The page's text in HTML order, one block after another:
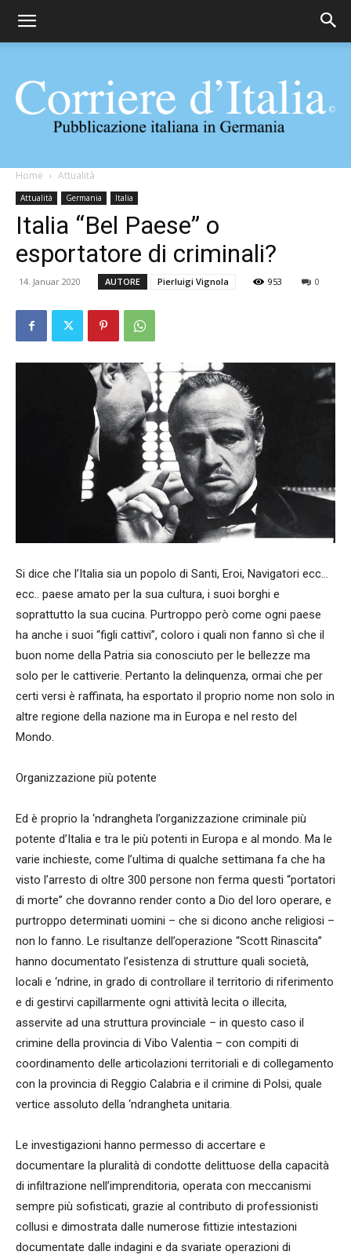
Corriere
d'Italia
Home Attualità
Attualità Germania Italia
Italia “Bel Paese” o
esportatore di criminali?
14. Januar 2020 AUTORE Pierluigi Vignola 953 0
Si dice che l’Italia sia un popolo di Santi, Eroi, Navigatori ecc…
ecc.. paese amato per la sua cultura, i suoi borghi e
soprattutto la sua cucina. Purtroppo però come ogni paese
ha anche i suoi “figli cattivi”, coloro i quali non fanno sì che il
buon nome della Patria sia conosciuto per le bellezze ma
solo per le cattiverie. Pertanto la delinquenza, ormai che per
certi versi è raffinata, ha esportato il proprio nome non solo in
altre regione della nazione ma in Europa e nel resto del
Mondo.
Organizzazione più potente
Ed è proprio la ‘ndrangheta l’organizzazione criminale più
potente d’Italia e tra le più potenti in Europa e al mondo. Ma le
varie inchieste, come l’ultima di qualche settimana fa che ha
visto l’arresto di oltre 300 persone non ferma questi “portatori
di morte” che dovranno render conto a Dio del loro operare, e
purtroppo determinati uomini – che si dicono anche religiosi –
non lo fanno. Le risultanze dell’operazione “Scott Rinascita”
hanno documentato l’esistenza di strutture quali società,
locali e ‘ndrine, in grado di controllare il territorio di riferimento
e di gestirvi capillarmente ogni attività lecita o illecita,
asservite ad una struttura provinciale – in questo caso il
crimine della provincia di Vibo Valentia – con compiti di
coordinamento delle articolazioni territoriali e di collegamento
con la provincia di Reggio Calabria e il crimine di Polsi, quale
vertice assoluto della ‘ndrangheta unitaria.
Le investigazioni hanno permesso di accertare e
documentare la pluralità di condotte delittuose della capacità
di infiltrazione nell’imprenditoria, operata con meccanismi
sempre più sofisticati, grazie al contributo di professionisti
collusi e dimostrata dalle numerose fittizie intestazioni
documentate dalle indagini e da svariate operazioni di